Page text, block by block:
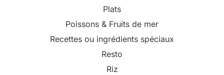
Plats
Poissons & Fruits de mer
Recettes ou ingrédients spéciaux
Resto
Riz